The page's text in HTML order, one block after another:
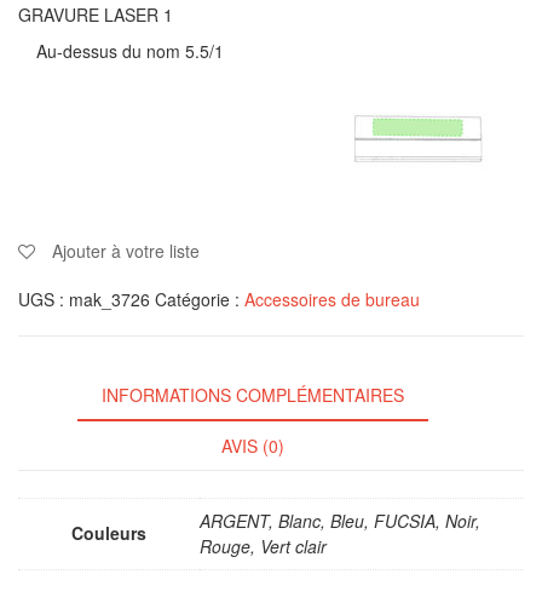
GRAVURE LASER 1
Au-dessus du nom 5.5/1
Ajouter à votre liste
UGS : mak_3726 Catégorie : Accessoires de bureau
INFORMATIONS COMPLÉMENTAIRES
AVIS (0)
Couleurs
ARGENT, Blanc, Bleu, FUCSIA, Noir,
Rouge, Vert clair